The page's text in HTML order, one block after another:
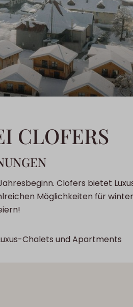
CLOFERS
Clofers bietet
Möglichkeiten für
Chalets und Apartments